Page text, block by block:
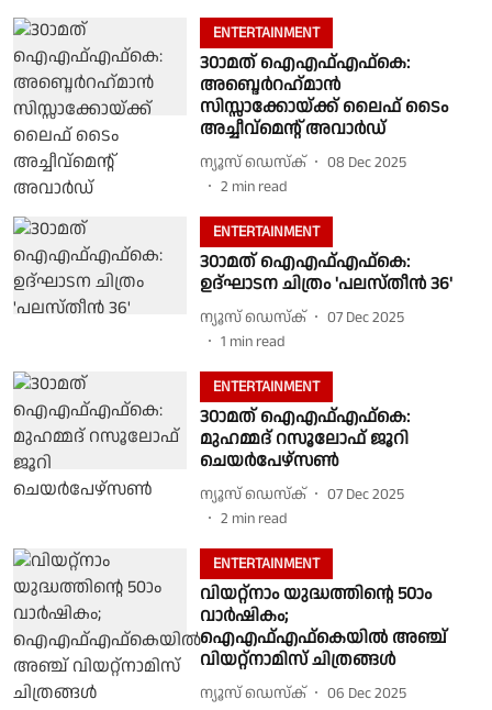
ENTERTAINMENT
30ാമത് ഐഎഫ്എഫ്‌കെ:
അബ്ദെര്‍റഹ്‌മാന്‍
സിസ്സാക്കോയ്ക്ക് ലൈഫ് ടൈം
അച്ചീവ്‌മെന്റ് അവാര്‍ഡ്
ന്യൂസ് ഡെസ്ക്
08 Dec 2025
2 min read
ENTERTAINMENT
30ാമത് ഐഎഫ്എഫ്കെ:
ഉദ്‌ഘാടന ചിത്രം 'പലസ്തീൻ 36'
ന്യൂസ് ഡെസ്ക്
07 Dec 2025
1 min read
ENTERTAINMENT
30ാമത് ഐഎഫ്എഫ്കെ:
മുഹമ്മദ് റസൂലോഫ് ജൂറി
ചെയർപേഴ്‌സൺ
ന്യൂസ് ഡെസ്ക്
07 Dec 2025
2 min read
ENTERTAINMENT
വിയറ്റ്‌നാം യുദ്ധത്തിന്റെ 50ാം
വാര്‍ഷികം;
ഐഎഫ്എഫ്‌കെയിൽ അഞ്ച്
വിയറ്റ്‌നാമിസ് ചിത്രങ്ങള്‍
ന്യൂസ് ഡെസ്ക്
06 Dec 2025